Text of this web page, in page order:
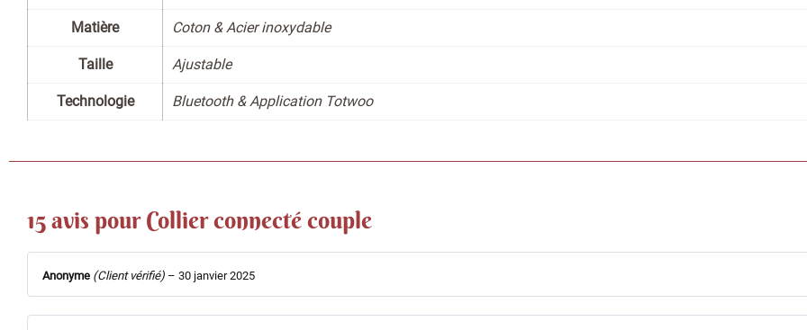
Matière Coton & Acier inoxydable
Taille Ajustable
Technologie Bluetooth & Application Totwoo
15 avis pourCollier connecté couple
Anonyme (Client vérifié) – 30 janvier 2025